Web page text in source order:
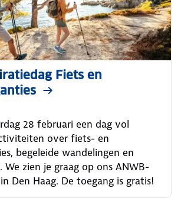
Fiets en
28 februari een dag vol
over fiets- en
begeleide wandelingen en
We zien je graag op ons ANWB-
Den Haag. De toegang is gratis!